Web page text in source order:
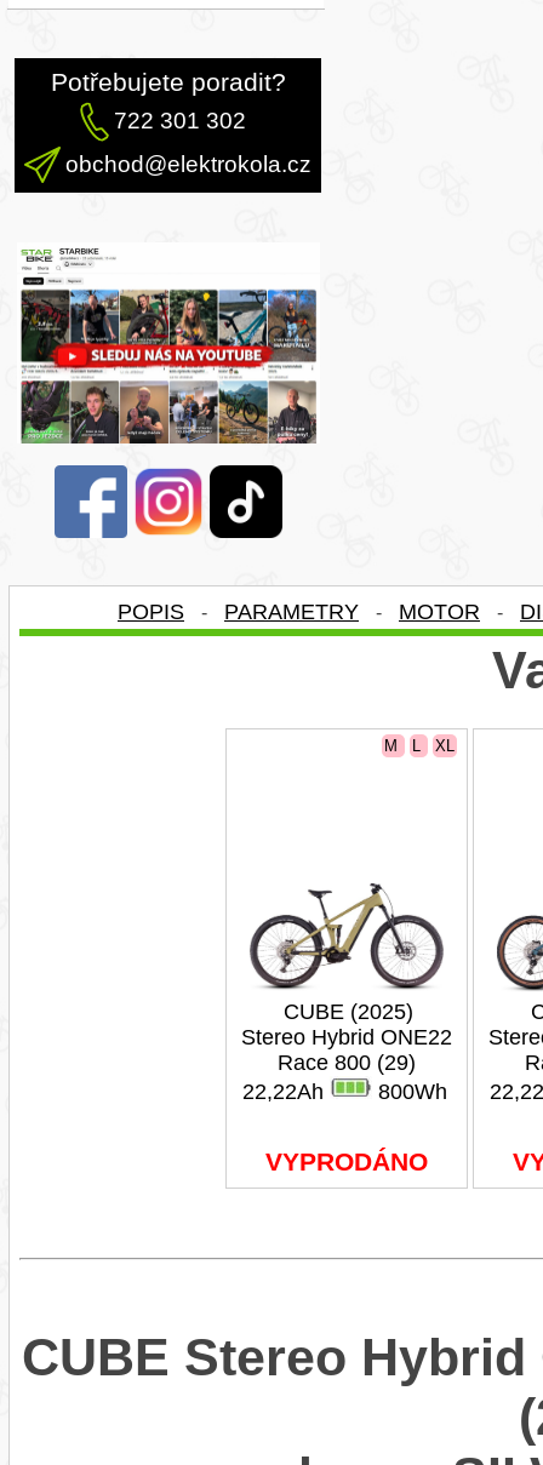
Potřebujete poradit?
722 301 302
obchod@elektrokola.cz
POPIS - PARAMETRY - MOTOR -
M L XL
CUBE (2025)
Stereo Hybrid ONE22
Race 800 (29)
22,22Ah
800Wh
VYPRODÁNO
CUBE Stereo Hybrid